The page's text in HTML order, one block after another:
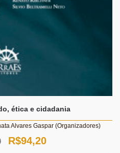
ética e cidadania
Alvares Gaspar (Organizadores)
O
R$94,20O